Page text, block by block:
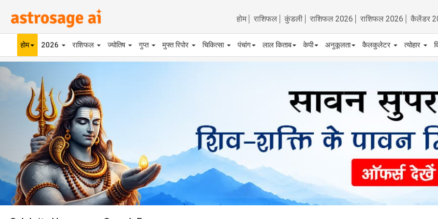
होम राशिफल कुंडली राशिफल 2026 राशिफल 2026 कैलेंडर
होम 2026 राशिफल ज्योतिष गुप्त मुफ्त रिपोर चिकित्सा पंचांग लाल किताब केपी अनुकूलता कैलकुलेटर त्योहार
Previous